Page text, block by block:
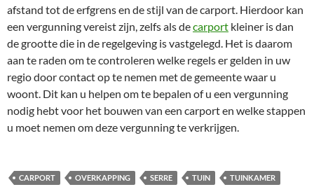
afstand tot de erfgrens en de stijl van de carport. Hierdoor kan
een vergunning vereist zijn, zelfs als decarport kleiner is dan
de grootte die in de regelgeving is vastgelegd. Het is daarom
aan te raden om te controleren welke regels er gelden in uw
regio door contact op te nemen met de gemeente waar u
woont. Dit kan u helpen om te bepalen of u een vergunning
nodig hebt voor het bouwen van een carport en welke stappen
u moet nemen om deze vergunning te verkrijgen.
CARPORT OVERKAPPING SERRE TUIN
TUINKAMER